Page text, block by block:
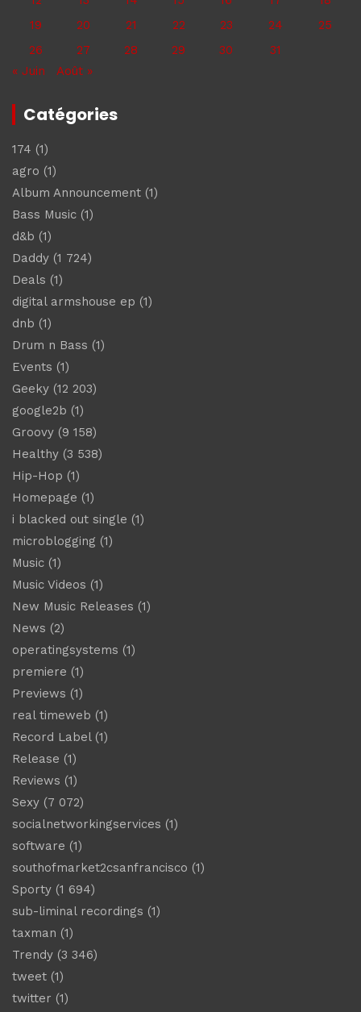
19
20 21 22 23 24
25
26
27 28 29 30
31
« Juin
Août »
Catégories
174 (1)
agro (1)
Album Announcement (1)
Bass Music (1)
d&b (1)
Daddy (1 724)
Deals (1)
digital armshouse ep (1)
dnb (1)
Drum n Bass (1)
Events (1)
Geeky (12 203)
google2b (1)
Groovy (9 158)
Healthy (3 538)
Hip-Hop (1)
Homepage (1)
i blacked out single (1)
microblogging (1)
Music (1)
Music Videos (1)
New Music Releases (1)
News (2)
operatingsystems (1)
premiere (1)
Previews (1)
real timeweb (1)
Record Label(1)
Release (1)
Reviews (1)
Sexy (7 072)
socialnetworkingservices (1)
software (1)
southofmarket2csanfrancisco (1)
Sporty (1 694)
sub-liminal recordings (1)
taxman (1)
Trendy (3 346)
tweet (1)
twitter (1)